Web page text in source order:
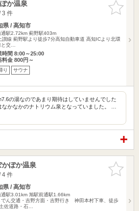
お気に入
りに追加
か温泉
件
県 / 高知市
通駅2.72km 薊野駅403m
讃線 薊野駅より徒歩7分高知自動車道 高知ICより北環
交…
時間 8:00～25:00
料金 800円～
り サウナ
の湯なのであまり期待はしていませんでした
なかなかのナトリウム泉となっていました。 …
お気に入
りに追加
ぽか温泉
件
県 / 高知市
通駅3.01km 旭駅前通駅1.66km
でん交通・吉野方面・吉野行き 神田本村下車、徒歩
佐道路・石…